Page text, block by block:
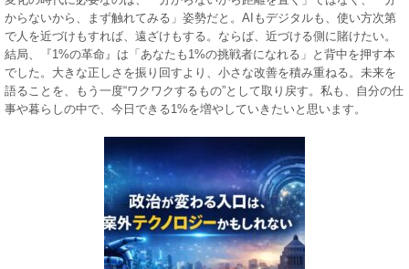
からないから、まず触れてみる」姿勢だと。AIもデジタルも、使い方次第
で人を近づけもすれば、遠ざけもする。ならば、近づける側に賭けたい。
結局、『1%の革命』は「あなたも1%の挑戦者になれる」と背中を押す本
でした。大きな正しさを振り回すより、小さな改善を積み重ねる。未来を
語ることを、もう一度“ワクワクするもの”として取り戻す。私も、自分の仕
事や暮らしの中で、今日できる1%を増やしていきたいと思います。